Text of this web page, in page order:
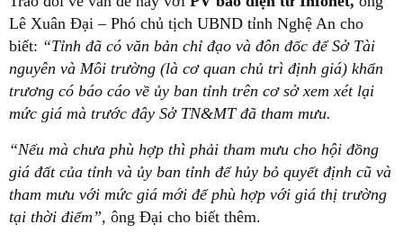
Lê Xuân Đại – Phó chủ tịch UBND tỉnh Nghệ An cho
biết: “Tỉnh đã có văn bản chỉ đạo và đôn đốc để Sở Tài
nguyên và Môi trường (là cơ quan chủ trì định giá) khẩn
trương có báo cáo về ủy ban tỉnh trên cơ sở xem xét lại
mức giá mà trước đây Sở TN&MT đã tham mưu.
“Nếu mà chưa phù hợp thì phải tham mưu cho hội đồng
giá đất của tỉnh và ủy ban tỉnh để hủy bỏ quyết định cũ và
tham mưu với mức giá mới để phù hợp với giá thị trường
tại thời điểm”, ông Đại cho biết thêm.